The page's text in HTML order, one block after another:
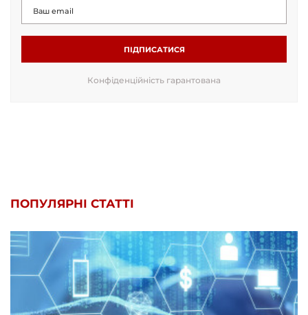
ПІДПИСАТИСЯ
Конфіденційність гарантована
ПОПУЛЯРНІ СТАТТІ